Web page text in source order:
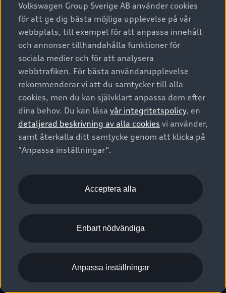
A6 modellerna
SUV
Avant
Audi Sport
Privatleasing
Nya bilar i lager
Begagnade bilar i lager
Audi approved :plus - så gott som nya
Finansiering
Audi exclusive
Provkörning
Service & tillbehör
Audi digital services
Originaltillbehör - köp online
Garantier
Försäkring
Digitala manualer för din Audi
Audi Collection – livsstilsartiklar
Vanliga frågor
2G/3G nätet stängs ned - Hur påverkas min bil av detta?
Tjänstebil
Tjänstebil
Business lease online
Företagsleasing
Om Audi Sverige
Kontakta oss
Audi Återförsäljare/-serviceverkstad
myAudi
Pressmeddelanden
Nyhetsbrev
Vårt hållbarhetsarbete
Lediga tjänster huvudkontor
Lediga tjänster hos Audi Återförsäljare
Kommentar till mediauppgifter om dataläcka
© 2026 AUDI SVERIGE. All Rights Reserved.
Utgivare Juridiskt
Juridiskt Audi AG
Juridiskt Audi Digital Giveaway
Anpassa inställningar för cookies
Visselblåsarkanaler
Volkswagen Group Sverige AB använder cookies
för att ge dig bästa möjliga upplevelse på vår
webbplats, till exempel för att anpassa innehåll
och annonser tillhandahålla funktioner för
sociala medier och för att analysera
webbtrafiken. För bästa användarupplevelse
rekommenderar vi att du samtycker till alla
cookies, men du kan självklart anpassa dem efter
dina behov. Du kan läsa vår integritetspolicy, en
detaljerad beskrivning av alla cookies vi använder,
samt återkalla ditt samtycke genom att klicka på
"Anpassa inställningar“.
Acceptera alla
Enbart nödvändiga
Anpassa inställningar